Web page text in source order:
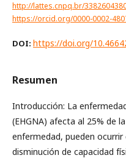
http://lattes.cnpq.br/
https://orcid.org/0000-0002-
DOI: https://doi.org/
Resumen
Introducción: La
(EHGNA) afecta al 25% de
enfermedad, pueden
disminución de capacidad